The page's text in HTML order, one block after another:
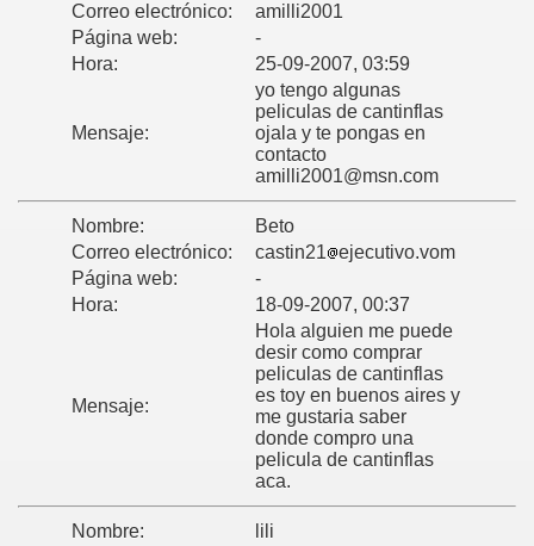
Correo electrónico:
amilli2001
Página web:
-
Hora:
25-09-2007, 03:59
Mensaje:
yo tengo algunas
peliculas de cantinflas
ojala y te pongas en
contacto
amilli2001@msn.com
Nombre:
Beto
Correo electrónico:
castin21
ejecutivo.vom
Página web:
-
Hora:
18-09-2007, 00:37
Mensaje:
Hola alguien me puede
desir como comprar
peliculas de cantinflas
es toy en buenos aires y
me gustaria saber
donde compro una
pelicula de cantinflas
aca.
Nombre:
lili